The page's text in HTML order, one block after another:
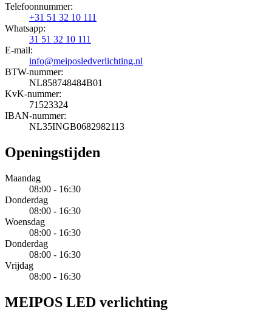
Telefoonnummer:
+31 51 32 10 111
Whatsapp:
31 51 32 10 111
E-mail:
info@meiposledverlichting.nl
BTW-nummer:
NL858748484B01
KvK-nummer:
71523324
IBAN-nummer:
NL35INGB0682982113
Openingstijden
Maandag
08:00 - 16:30
Donderdag
08:00 - 16:30
Woensdag
08:00 - 16:30
Donderdag
08:00 - 16:30
Vrijdag
08:00 - 16:30
MEIPOS LED verlichting